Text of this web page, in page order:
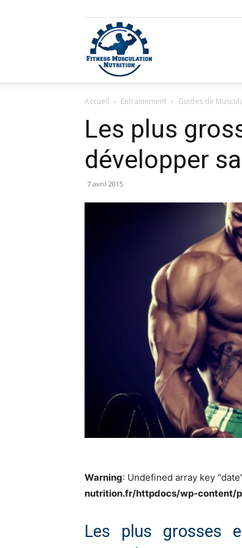
Accueil Entrainement Guides de
Les plus
développer
7 avril 2015
Warning: Undefined array key
nutrition.fr/httpdocs/wp-content/
Les plus grosses